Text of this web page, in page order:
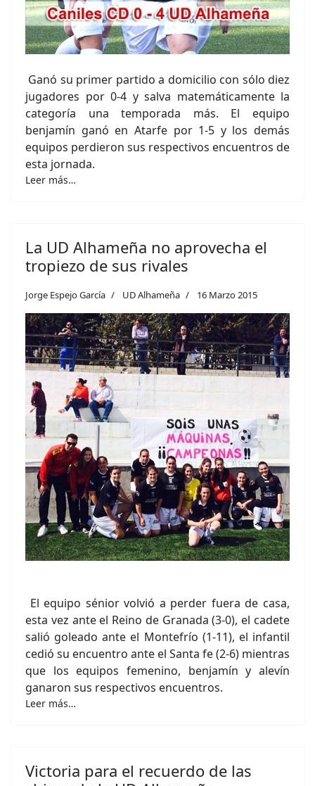
Ganó su primer partido a domicilio con sólo diez
jugadores por 0-4 y salva matemáticamente la
categoría una temporada más. El equipo
benjamín ganó en Atarfe por 1-5 y los demás
equipos perdieron sus respectivos encuentros de
esta jornada.
Leer más…
La UD Alhameña no aprovecha el
tropiezo de sus rivales
Jorge Espejo García UD Alhameña 16 Marzo 2015
El equipo sénior volvió a perder fuera de casa,
esta vez ante el Reino de Granada (3-0), el cadete
salió goleado ante el Montefrío (1-11), el infantil
cedió su encuentro ante el Santa fe (2-6) mientras
que los equipos femenino, benjamín y alevín
ganaron sus respectivos encuentros.
Leer más…
Victoria para el recuerdo de las